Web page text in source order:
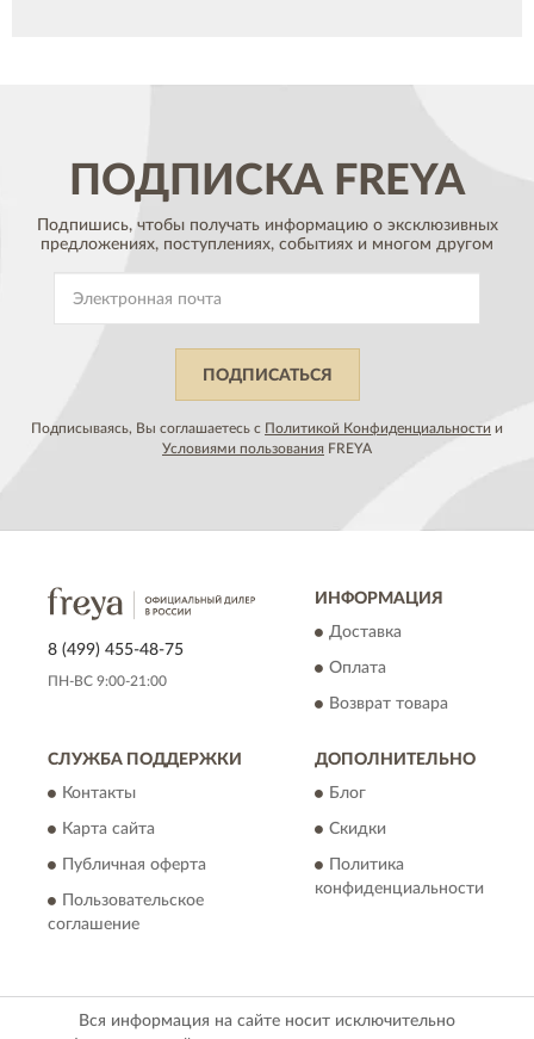
ПОДПИСКА FREYA
Подпишись, чтобы получать информацию о эксклюзивных
предложениях, поступлениях, событиях и многом другом
ПОДПИСАТЬСЯ
Подписываясь, Вы соглашаетесь с Политикой Конфиденциальности и
Условиями пользования FREYA
8 (499) 455-48-75
ПН-ВС 9:00-21:00
ИНФОРМАЦИЯ
Доставка
Оплата
Возврат товара
СЛУЖБА ПОДДЕРЖКИ
Контакты
Карта сайта
Публичная оферта
Пользовательское
соглашение
ДОПОЛНИТЕЛЬНО
Блог
Скидки
Политика
конфиденциальности
Вся информация на сайте носит исключительно